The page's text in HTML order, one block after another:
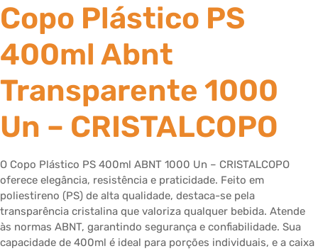
Copo Plástico PS
400ml Abnt
Transparente 1000
Un – CRISTALCOPO
O Copo Plástico PS 400ml ABNT 1000 Un – CRISTALCOPO
oferece elegância, resistência e praticidade. Feito em
poliestireno (PS) de alta qualidade, destaca-se pela
transparência cristalina que valoriza qualquer bebida. Atende
às normas ABNT, garantindo segurança e confiabilidade. Sua
capacidade de 400ml é ideal para porções individuais, e a caixa